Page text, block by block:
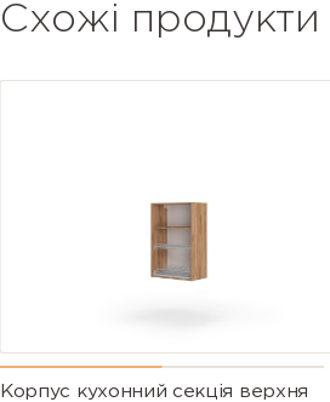
Схожі продукти
Корпус кухонний секцiя верхня